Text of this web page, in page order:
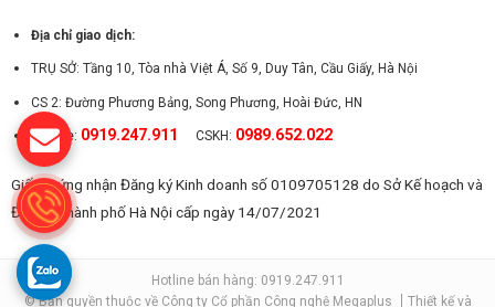
Địa chỉ giao dịch:
TRỤ SỞ: Tầng 10, Tòa nhà Việt Á, Số 9, Duy Tân, Cầu Giấy, Hà Nội
CS 2: Đường Phương Bảng, Song Phương, Hoài Đức, HN
Hotline: 0919.247.911 CSKH: 0989.652.022
Giấy chứng nhận Đăng ký Kinh doanh số 0109705128 do Sở Kế hoạch và
Đầu tư Thành phố Hà Nội cấp ngày 14/07/2021
Hotline bán hàng: 0919.247.911
© Bản quyền thuộc về Công ty Cổ phần Công nghệ Megaplus
Thiết kế và